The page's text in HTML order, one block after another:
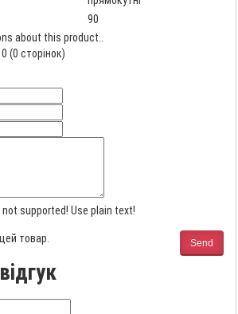
90
about this product..
(0 сторінок)
not supported! Use plain text!
Send
товар.